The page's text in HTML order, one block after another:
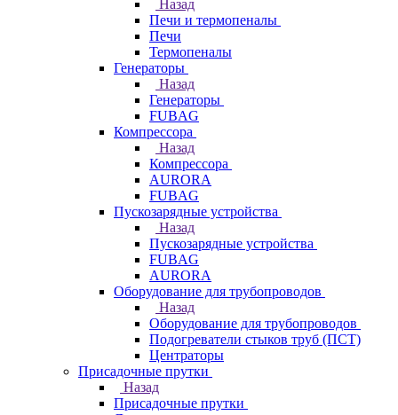
Назад
Печи и термопеналы
Печи
Термопеналы
Генераторы
Назад
Генераторы
FUBAG
Компрессора
Назад
Компрессора
AURORA
FUBAG
Пускозарядные устройства
Назад
Пускозарядные устройства
FUBAG
AURORA
Оборудование для трубопроводов
Назад
Оборудование для трубопроводов
Подогреватели стыков труб (ПСТ)
Центраторы
Присадочные прутки
Назад
Присадочные прутки